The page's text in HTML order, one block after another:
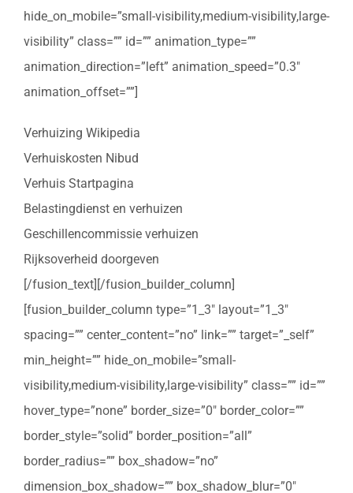
hide_on_mobile=”small-visibility,medium-visibility,large-
visibility” class=”” id=”” animation_type=””
animation_direction=”left” animation_speed=”0.3″
animation_offset=””]
Verhuizing Wikipedia
Verhuiskosten Nibud
Verhuis Startpagina
Belastingdienst en verhuizen
Geschillencommissie verhuizen
Rijksoverheid doorgeven
[/fusion_text][/fusion_builder_column]
[fusion_builder_column type=”1_3″ layout=”1_3″
spacing=”” center_content=”no” link=”” target=”_self”
min_height=”” hide_on_mobile=”small-
visibility,medium-visibility,large-visibility” class=”” id=””
hover_type=”none” border_size=”0″ border_color=””
border_style=”solid” border_position=”all”
border_radius=”” box_shadow=”no”
dimension_box_shadow=”” box_shadow_blur=”0″